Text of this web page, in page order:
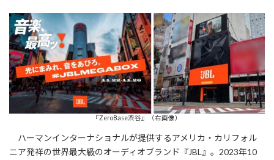
『ZeroBase渋谷』（右画像）
ハーマンインターナショナルが提供するアメリカ・カリフォル
ニア発祥の世界最大級のオーディオブランド『JBL』。2023年10